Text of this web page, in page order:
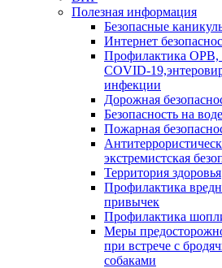
Полезная информация
Безопасные
Интернет
Профилактика ОРВ,
COVID-
инфекции
Дорожная
Безопасность на
Пожарная
экстремистская
Территория здоровья
Профилактика
привычек
Профилактика
Меры
при встрече с
собаками